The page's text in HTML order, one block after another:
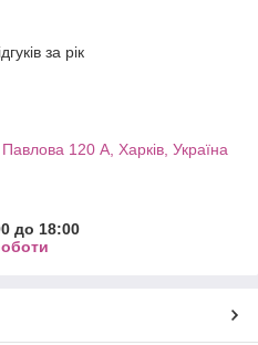
за рік
120 А, Харків, Україна
до 18:00